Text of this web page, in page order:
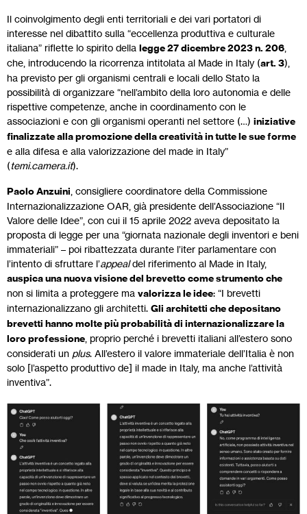
Il coinvolgimento degli enti territoriali e dei vari portatori di
interesse nel dibattito sulla “eccellenza produttiva e culturale
italiana” riflette lo spirito della legge 27 dicembre 2023 n. 206
che, introducendo la ricorrenza intitolata al Made in Italy (art. 3),
ha previsto per gli organismi centrali e locali dello Stato la
possibilità di organizzare “nell’ambito della loro autonomia e delle
rispettive competenze, anche in coordinamento con le
associazioni e con gli organismi operanti nel settore (…) iniziative
finalizzate alla promozione della creatività in tutte le sue forme
e alla difesa e alla valorizzazione del made in Italy”
(temi.camera.it).
Paolo Anzuini , consigliere coordinatore della Commissione
Internazionalizzazione OAR, già presidente dell’Associazione “Il
Valore delle Idee”, con cui il 15 aprile 2022 aveva depositato la
proposta di legge per una “giornata nazionale degli inventori e beni
immateriali” – poi ribattezzata durante l’iter parlamentare con
l’intento di sfruttare l’appealdel riferimento al Made in Italy,
auspica una nuova visione del brevetto come strumento che
non si limita a proteggere ma valorizza le idee: “I brevetti
internazionalizzano gli architetti. Gli architetti che depositano
brevetti hanno molte più probabilità di internazionalizzare la
loro professione , proprio perché i brevetti italiani all’estero sono
considerati un plus. All’estero il valore immateriale dell’Italia è non
solo [l’aspetto produttivo de] il made in Italy, ma anche l’attività
inventiva”.